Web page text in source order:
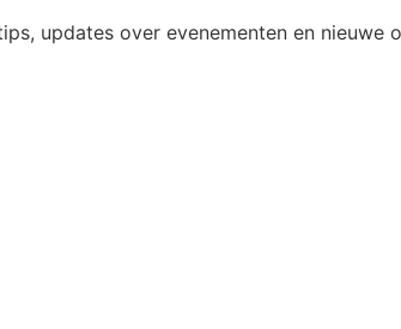
updates over evenementen en